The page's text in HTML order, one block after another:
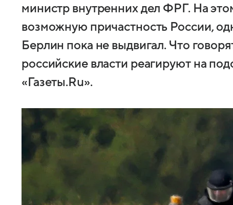
министр внутренних дел ФРГ. На
возможную причастность России,
Берлин пока не выдвигал. Что
российские власти реагируют на
«Газеты.Ru».